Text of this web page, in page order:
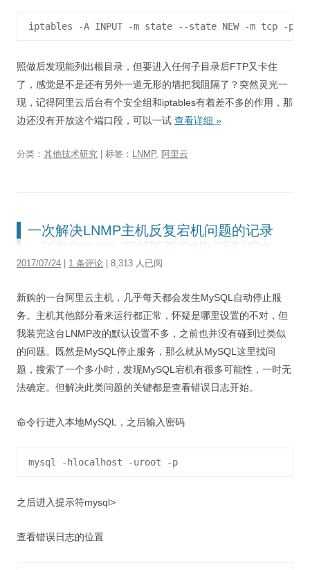
照做后发现能列出根目录，但要进入任何子目录后FTP又卡住
了，感觉是不是还有另外一道无形的墙把我阻隔了？突然灵光一
现，记得阿里云后台有个安全组和iptables有着差不多的作用，那
边还没有开放这个端口段，可以一试 查看详细 »
分类： 其他技术研究 | 标签： LNMP, 阿里云
一次解决LNMP主机反复宕机问题的记录
2017/07/24 1 条评论 | 8,313 人已阅
新购的一台阿里云主机，几乎每天都会发生MySQL自动停止服
务。主机其他部分看来运行都正常，怀疑是哪里设置的不对，但
我装完这台LNMP改的默认设置不多，之前也并没有碰到过类似
的问题。既然是MySQL停止服务，那么就从MySQL这里找问
题，搜索了一个多小时，发现MySQL宕机有很多可能性，一时无
法确定。但解决此类问题的关键都是查看错误日志开始。
命令行进入本地MySQL，之后输入密码
之后进入提示符mysql>
查看错误日志的位置